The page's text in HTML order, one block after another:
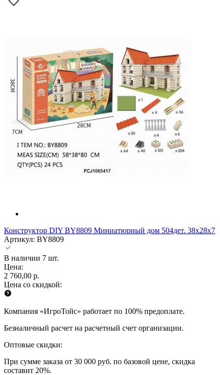
Конструктор DIY BY8809 Миниатюрный дом 504дет. 38x28x7
Артикул: BY8809
В наличии 7 шт.
Цена:
2 760,00 р.
Цена со скидкой:
Компания «ИгроТойс» работает по 100% предоплате.
Безналичный расчет на расчетный счет организации.
Оптовые скидки:
При сумме заказа от 30 000 руб. по базовой цене, скидка
составит 20%.